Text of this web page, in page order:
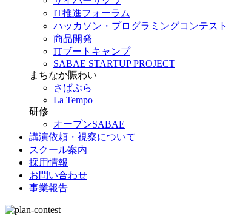
IT推進フォーラム
ハッカソン・プログラミングコンテスト
商品開発
ITブートキャンプ
SABAE STARTUP PROJECT
まちなか賑わい
さばぷら
La Tempo
研修
オープンSABAE
講演依頼・視察について
スクール案内
採用情報
お問い合わせ
事業報告